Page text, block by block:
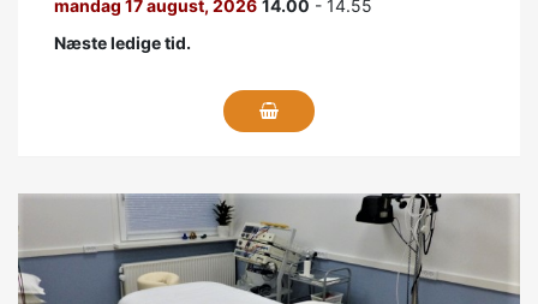
mandag 17 august, 2026 14.00 - 14.55
Næste ledige tid.